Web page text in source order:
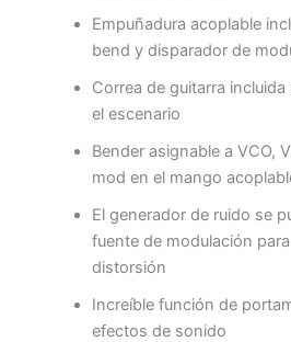
Empuñadura acoplable
bend y disparador de
Correa de guitarra
el escenario
Bender asignable a VCO,
mod en el mango
El generador de ruido se
fuente de modulación
distorsión
Increíble función de
efectos de sonido